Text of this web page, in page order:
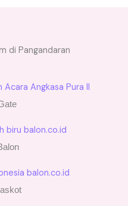
di Pangandaran